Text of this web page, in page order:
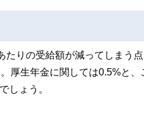
たりの受給額が減ってしまう
厚生年金に関しては0.5%と、
しょう。